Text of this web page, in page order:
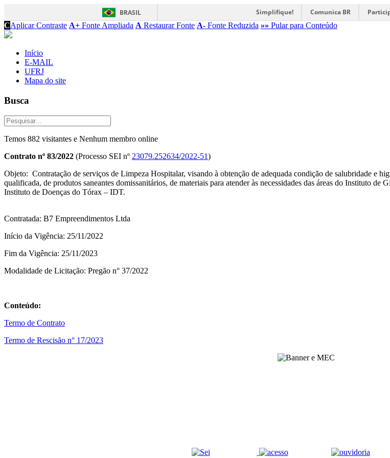
BRASIL Simplifique! Comunica BR
CAplicar Contraste A+ Fonte Ampliada A Restaurar Fonte A- Fonte Reduzida »» Pular para Conteúdo
Início
E-MAIL
UFRJ
Mapa do site
Busca
Temos 882 visitantes e Nenhum membro online
Contrato nº 83/2022 (Processo SEI nº 23079.252634/2022-51)
Objeto: Contratação de serviços de Limpeza Hospitalar, visando à obtenção de adequada condição de salubridade e
qualificada, de produtos saneantes domissanitários, de materiais para atender às necessidades das áreas do Instituto
Instituto de Doenças do Tórax – IDT.
Contratada: B7 Empreendimentos Ltda
Início da Vigência: 25/11/2022
Fim da Vigência: 25/11/2023
Modalidade de Licitação: Pregão n° 37/2022
Conteúdo:
Termo de Contrato
Termo de Rescisão n° 17/2023